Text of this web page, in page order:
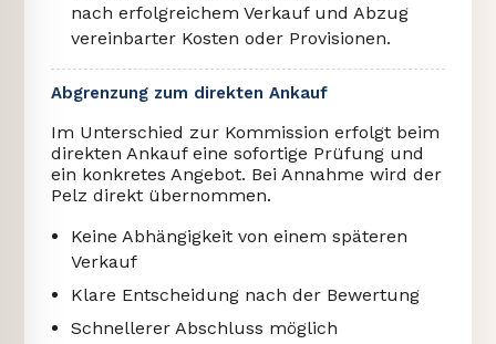
nach erfolgreichem Verkauf und Abzug
vereinbarter Kosten oder Provisionen.
Abgrenzung zum direkten Ankauf
Im Unterschied zur Kommission erfolgt beim
direkten Ankauf eine sofortige Prüfung und
ein konkretes Angebot. Bei Annahme wird der
Pelz direkt übernommen.
Keine Abhängigkeit von einem späteren
Verkauf
Klare Entscheidung nach der Bewertung
Schnellerer Abschluss möglich